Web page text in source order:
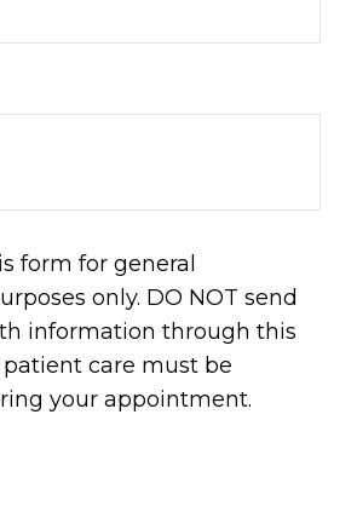
form for general
only. DO NOT send
information through this
care must be
your appointment.